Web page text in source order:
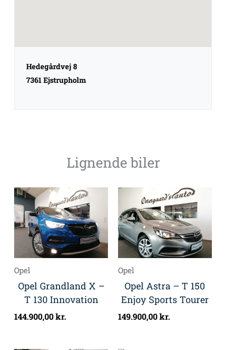
Hedegårdvej 8
7361 Ejstrupholm
Lignende biler
Opel
Opel Grandland X –
T 130 Innovation
144.900,00kr.
Opel
Opel Astra – T 150
Enjoy Sports Tourer
149.900,00kr.